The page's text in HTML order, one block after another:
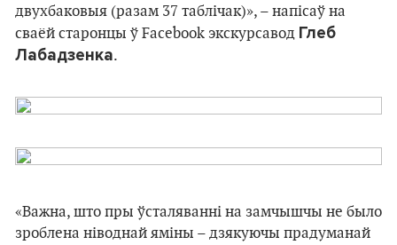
двухбаковыя (разам 37 таблічак)», – напісаў на
сваёй старонцы ў Facebook экскурсавод Глеб
Лабадзенка.
«Важна, што пры ўсталяванні на замчышчы не было
зроблена ніводнай яміны – дзякуючы прадуманай